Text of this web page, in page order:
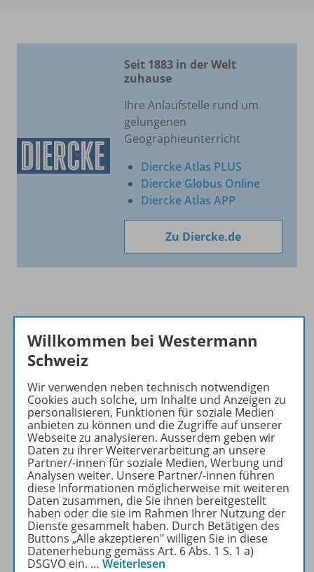
Seit 1883 in der Welt
zuhause
Ihre Anlaufstelle rund um
gelungenen
Geographieunterricht
Diercke Atlas PLUS
Diercke Globus Online
Diercke Atlas APP
Zu Diercke.de
Hinweis für Gesamtprogramm
Produkte der Reihe
Konzept
Benachrichtigungs-Service
Willkommen bei Westermann
Schweiz
Wir verwenden neben technisch notwendigen
Cookies auch solche, um Inhalte und Anzeigen zu
personalisieren, Funktionen für soziale Medien
anbieten zu können und die Zugriffe auf unserer
Webseite zu analysieren. Ausserdem geben wir
Daten zu ihrer Weiterverarbeitung an unsere
Partner/-innen für soziale Medien, Werbung und
Analysen weiter. Unsere Partner/-innen führen
diese Informationen möglicherweise mit weiteren
Daten zusammen, die Sie ihnen bereitgestellt
haben oder die sie im Rahmen Ihrer Nutzung der
Dienste gesammelt haben. Durch Betätigen des
Buttons „Alle akzeptieren" willigen Sie in diese
Datenerhebung gemäss Art. 6 Abs. 1 S. 1 a)
DSGVO ein. … Weiterlesen